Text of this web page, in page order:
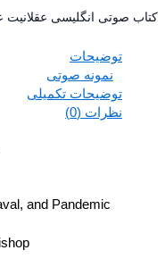
صوتی انگلیسی عقلانیت عدد
توضیحات
نمونه صوتی
توضیحات تکمیلی
نظرات (0)
and Pandemic
Bishop